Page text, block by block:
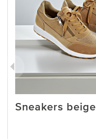
Sneakers beige